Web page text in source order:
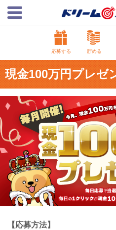
応募する 貯める
現金100万円プレゼ
【応募方法】